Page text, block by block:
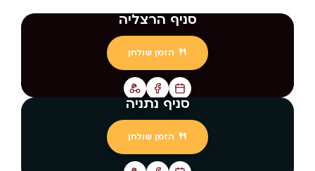
סניף הרצליה
🍴 הזמן שולחן
סניף נתניה
🍴 הזמן שולחן